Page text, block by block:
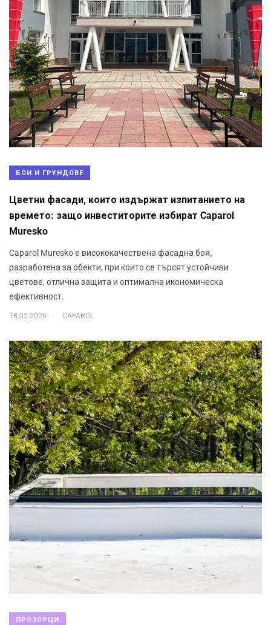
БОИ И ГРУНДОВЕ
Цветни фасади, които издържат изпитанието на
времето: защо инвеститорите избират Caparol
Muresko
Caparol Muresko е висококачествена фасадна боя,
разработена за обекти, при които се търсят устойчиви
цветове, отлична защита и оптимална икономическа
ефективност.
18.05.2026 . CAPAROL
ПРОЗОРЦИ